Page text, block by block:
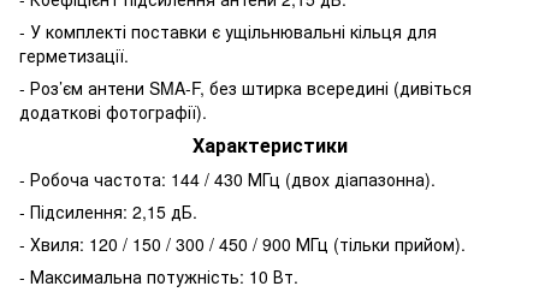
- У комплекті поставки є ущільнювальні кільця для
герметизації.
- Роз’єм антени SMA-F, без штирка всередині (дивіться
додаткові фотографії).
Характеристики
- Робоча частота: 144 / 430 МГц (двох діапазонна).
- Підсилення: 2,15 дБ.
- Хвиля: 120 / 150 / 300 / 450 / 900 МГц (тільки прийом).
- Максимальна потужність: 10 Вт.